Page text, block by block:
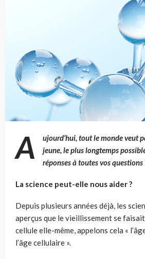
A ujourd’hui, tout le monde veut
jeune, le plus longtemps
réponses à toutes vos questions
La science peut-elle nous aider?
Depuis plusieurs années déjà, les
aperçus que le vieillissement se
cellule elle-même, appelons cela «
l’âge cellulaire ».